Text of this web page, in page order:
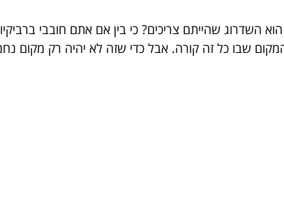
הוא השדרוג שהייתם צריכים? כי בין אם אתם חובבי
שבו כל זה קורה. אבל כדי שזה לא יהיה רק מקום